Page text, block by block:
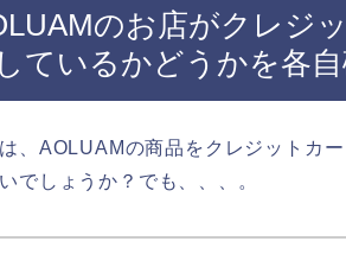
のお店がクレジ
ているかどうかを各自
、AOLUAMの商品をクレジットカ
でしょうか？でも、、、。